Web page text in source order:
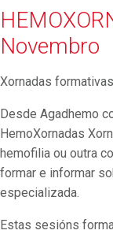
Novembro
Xornadas
Desde Agadhemo
HemoXornadas
hemofilia ou outra
formar e informar
especializada.
Estas sesións